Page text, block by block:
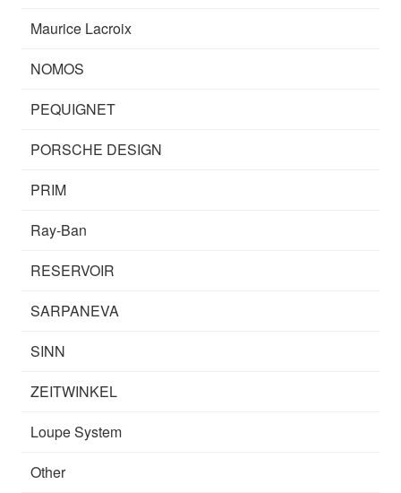
Maurice Lacroix
NOMOS
PEQUIGNET
PORSCHE DESIGN
PRIM
Ray-Ban
RESERVOIR
SARPANEVA
SINN
ZEITWINKEL
Loupe System
Other